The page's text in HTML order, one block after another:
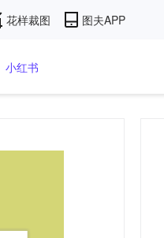
花样裁图 图夫APP
小红书